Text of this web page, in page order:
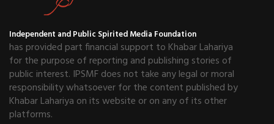
Independent and Public Spirited Media Foundation
has provided part financial support to Khabar Lahariya
for the purpose of reporting and publishing stories of
public interest. IPSMF does not take any legal or moral
responsibility whatsoever for the content published by
Khabar Lahariya on its website or on any of its other
platforms.